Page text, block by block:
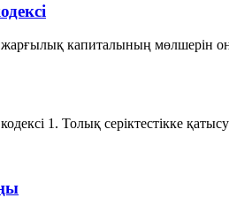
жарғылық капиталының мөлшерiн
1. Толық серiктестiкке